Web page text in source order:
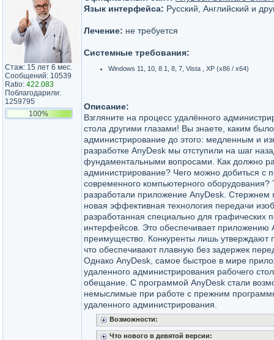
Стаж: 15 лет 6 мес.
Сообщений: 10539
Ratio: 422.083
Поблагодарили:
1259795
100%
Язык интерфейса: Русский, Английский и
Лечение: не требуется
Системные требования:
Windows 11, 10, 8.1, 8, 7, Vista , XP (x86 / x64)
Описание:
Взгляните на процесс удалённого
стола другими глазами! Вы знаете, каким
администрирование до этого: медленным и
разработке AnyDesk мы отступили на шаг
фундаментальными вопросами. Как должно
администрирование? Чего можно добиться с
современного компьютерного оборудования?
разработали приложение AnyDesk. Стержнем
новая эффективная технология передачи
разработанная специально для графических
интерфейсов. Это обеспечивает
преимущество. Конкуренты лишь утверждают
что обеспечивают плавную без задержек
Однако AnyDesk, самое быстрое в мире
удаленного администрирования рабочего
обещание. С программой AnyDesk стали
немыслимые при работе с прежним
удаленного администрирования.
Возможности:
Что нового в девятой версии: